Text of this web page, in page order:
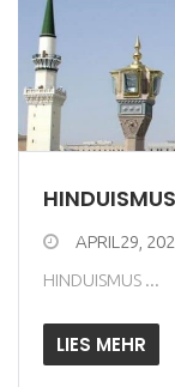
HINDUISMUS
APRIL29,
HINDUISMUS ...
LIES MEHR